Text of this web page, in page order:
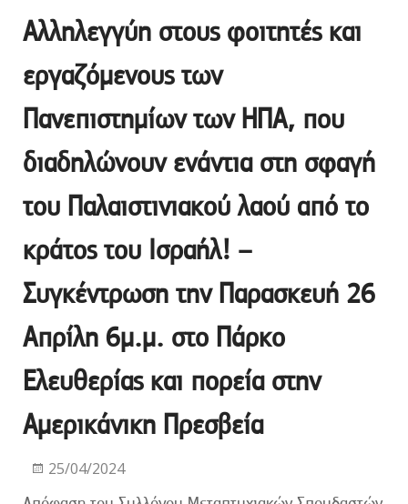
Αλληλεγγύη στους φοιτητές και
εργαζόμενους των
Πανεπιστημίων των ΗΠΑ, που
διαδηλώνουν ενάντια στη σφαγή
του Παλαιστινιακού λαού από το
κράτος του Ισραήλ! –
Συγκέντρωση την Παρασκευή 26
Απρίλη 6μ.μ. στο Πάρκο
Ελευθερίας και πορεία στην
Αμερικάνικη Πρεσβεία
25/04/2024